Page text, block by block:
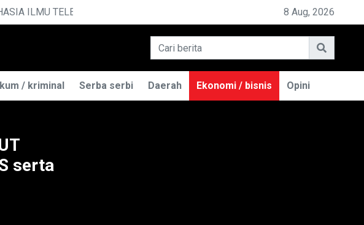
PEMILIK BASO ENGGAL MALANG DIGUGAT DI PN BANDUNG
8 Aug, 2026
/ kriminal Serba serbi Daerah Ekonomi / bisnis Opini
serta